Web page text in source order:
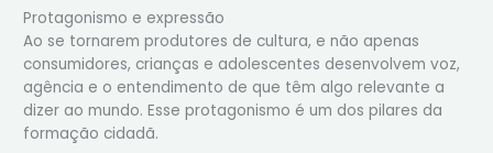
Protagonismo e expressão
Ao se tornarem produtores de cultura, e não apenas
consumidores, crianças e adolescentes desenvolvem voz,
agência e o entendimento de que têm algo relevante a
dizer ao mundo. Esse protagonismo é um dos pilares da
formação cidadã.